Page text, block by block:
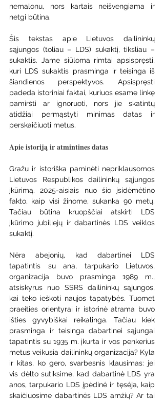
nemalonu, nors kartais neišvengiama ir
netgi būtina.
Šis tekstas apie Lietuvos dailininkų
sąjungos (toliau – LDS) sukaktį, tiksliau –
sukaktis. Jame siūloma rimtai apsispręsti,
kuri LDS sukaktis prasminga ir teisinga iš
šiandienos perspektyvos. Apsispręsti
padeda istoriniai faktai, kuriuos esame linkę
pamiršti ar ignoruoti, nors jie skatintų
atidžiai permąstyti minimas datas ir
perskaičiuoti metus.
Apie istoriją ir atmintines datas
Gražu ir istoriška paminėti nepriklausomos
Lietuvos Respublikos dailininkų sąjungos
įkūrimą. 2025-aisiais nuo šio įsidėmėtino
fakto, kaip visi žinome, sukanka 90 metų.
Tačiau būtina kruopščiai atskirti LDS
įkūrimo jubiliejų ir dabartinės LDS veiklos
sukaktį.
Nėra abejonių, kad dabartinei LDS
tapatintis su ana, tarpukario Lietuvos,
organizacija buvo prasminga 1989 m.,
atsiskyrus nuo SSRS dailininkų sąjungos,
kai teko ieškoti naujos tapatybės. Tuomet
praeities orientyrai ir istorinė atrama buvo
išties gyvybiškai reikalinga. Tačiau kiek
prasminga ir teisinga dabartinei sąjungai
tapatintis su 1935 m. įkurta ir vos penkerius
metus veikusia dailininkų organizacija? Kyla
ir kitas, ko gero, svarbesnis klausimas: jei
vis dėlto sutiksime, kad dabartinė LDS yra
anos, tarpukario LDS įpėdinė ir tęsėja, kaip
skaičiuosime dabartinės LDS amžių? Ar tai